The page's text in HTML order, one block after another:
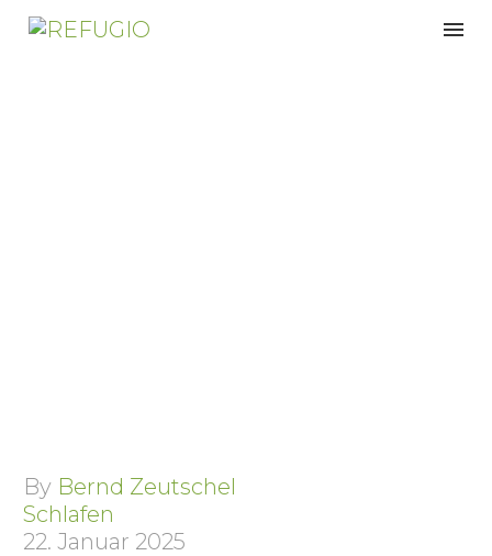
By Bernd Zeutschel
Schlafen
22. Januar 2025